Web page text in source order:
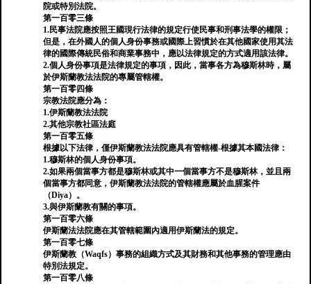
院或特別法院。
第一百零三條
1.民事法院應按照王國現行法律的規定行使民事和刑事法學的權限；
但是，在外國人的個人身份事務或國際上習慣於在其他國家使用其法
律的國際傳統民俗和商業事務中，應以法律規定的方式適用該法律。
2.個人身份事項是法律規定的事項，因此，當事各方為穆斯林時，屬
於伊斯蘭教法法院的專屬管轄權。
第一百零四條
宗教法院應分為：
1.伊斯蘭教法法院
2.其他宗教社區法庭
第一百零五條
根據以下法律，僅伊斯蘭教法法院應具有管轄權-根據其本國法律：
1.穆斯林的個人身份事項。
2.如果兩個當事方都是穆斯林或其中一個當事方不是穆斯林，並且兩
個當事方都同意，伊斯蘭教法法院的管轄權應屬於血腥案件
（Diya）。
3.與伊斯蘭教有關的事項。
第一百零六條
伊斯蘭法法院應在其管轄範圍內適用伊斯蘭法的規定。
第一百零七條
伊斯蘭教（Waqfs）事務的組織方式及其財務和其他事務的管理應由
特別法規定。
第一百零八條